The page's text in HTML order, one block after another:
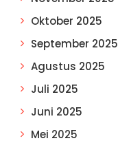
Oktober 2025
September 2025
Agustus 2025
Juli 2025
Juni 2025
Mei 2025